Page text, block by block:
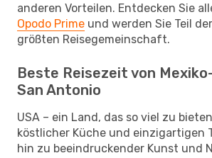
anderen Vorteilen. Entdecken Sie
Opodo Prime und werden Sie Teil
größten Reisegemeinschaft.
Beste Reisezeit von
San Antonio
USA – ein Land, das so viel zu
köstlicher Küche und einzigartigen
hin zu beeindruckender Kunst und